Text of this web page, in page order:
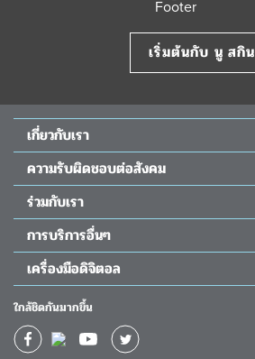
เริ่มต้นกับ นู สกิน
เกี่ยวกับเรา
เรื่องราวของเรา
วิทยาศาสตร์ นู สกิน
ห้องข่าว&รางวัล
The Source
นักลงทุนสัมพันธ์
ความรับผิดชอบต่อสังคม
พลังแห่งความดี
โครงการนูริช เดอะ ชิลเดร้น
ความรับผิดชอบต่อสังคม
โครงการผ่าตัดหัวใจเด็ก
ร่วมกับเรา
สมัครเป็นตัวแทน
โอกาสทางธุรกิจ
กิจกรรม
ปฏิทินอบรม
ผลตอบแทนทางการเงิน
การบริการอื่นๆ
ติดต่อเรา
ช่วยเหลือ
ใบโปรโมชั่นประจำเดือน
ใบโปรโมชั่นยอดนิยม
เครื่องมือดิจิตอล
แอป Nu Skin Stela
แอป TRME App
ใกล้ชิดกันมากขึ้น